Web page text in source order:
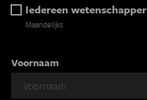
Iedereen wetenschapper
Maandelijks
Voornaam